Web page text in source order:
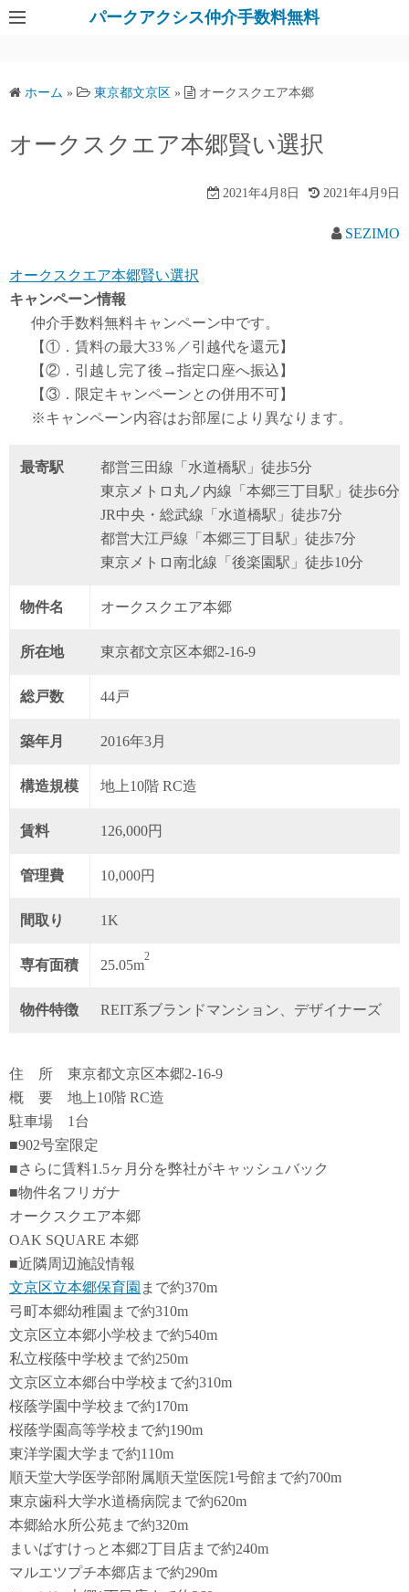
パークアクシス仲介手数料無料
ホーム » 東京都文京区 » オークスクエア本郷
オークスクエア本郷賢い選択
2021年4月8日 2021年4月9日
SEZIMO
オークスクエア本郷賢い選択
キャンペーン情報
仲介手数料無料キャンペーン中です。
【①．賃料の最大33％／引越代を還元】
【②．引越し完了後→指定口座へ振込】
【③．限定キャンペーンとの併用不可】
※キャンペーン内容はお部屋により異なります。
最寄駅
都営三田線「水道橋駅」徒歩5分
東京メトロ丸ノ内線「本郷三丁目駅」徒歩6分
JR中央・総武線「水道橋駅」徒歩7分
都営大江戸線「本郷三丁目駅」徒歩7分
東京メトロ南北線「後楽園駅」徒歩10分
物件名 オークスクエア本郷
所在地 東京都文京区本郷2-16-9
総戸数 44戸
築年月 2016年3月
構造規模 地上10階 RC造
賃料 126,000円
管理費 10,000円
間取り 1K
専有面積 25.05m
2
物件特徴 REIT系ブランドマンション、デザイナーズ
住 所 東京都文京区本郷2-16-9
概 要 地上10階 RC造
駐車場 1台
■902号室限定
■さらに賃料1.5ヶ月分を弊社がキャッシュバック
■物件名フリガナ
オークスクエア本郷
OAK SQUARE 本郷
■近隣周辺施設情報
文京区立本郷保育園 まで約370m
弓町本郷幼稚園まで約310m
文京区立本郷小学校まで約540m
私立桜蔭中学校まで約250m
文京区立本郷台中学校まで約310m
桜蔭学園中学校まで約170m
桜蔭学園高等学校まで約190m
東洋学園大学まで約110m
順天堂大学医学部附属順天堂医院1号館まで約700m
東京歯科大学水道橋病院まで約620m
本郷給水所公苑まで約320m
まいばすけっと本郷2丁目店まで約240m
マルエツプチ本郷店まで約290m